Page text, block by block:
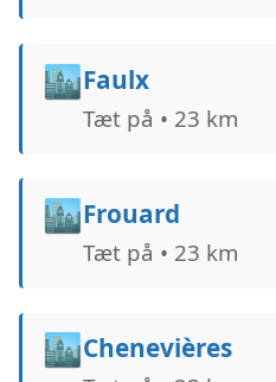
🏙️Faulx
Tæt på • 23 km
🏙️Frouard
Tæt på • 23 km
🏙️Chenevières